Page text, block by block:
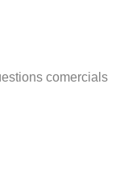
comercials